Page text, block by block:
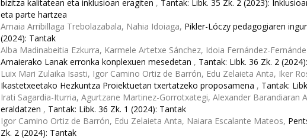
bizitza kalitatean eta inklusioan eragiten , Tantak: Libk. 35 Zk. 2 (2023):
eta parte hartzea
Amaia Arribillaga Trebolazabala, Nahia Idoiaga, Pikler-Lóczy pedagogiaren
(2024): Tantak
Alba Madinabeitia Ezkurra, Karmele Artetxe Sánchez, Idoia Fernández-
Amaierako Lanak erronka konplexuen mesedetan , Tantak: Libk. 36 Zk. 2
Luix Mari Zulaika Isasti, Igor Camino Ortiz de Barrón, Edu Zelaieta Anta, Iker
Ikastetxeetako Hezkuntza Proiektuetan txertatzeko proposamena , Tantak:
Irati Sagardia-Iturria, Agurtzane Martinez-Gorrotxategi, Alexander Barandiaran
eraldatzen , Tantak: Libk. 36 Zk. 1 (2024): Tantak
Igor Camino Ortiz de Barrón, Edu Zelaieta Anta, Naiara Escalante Mateos,
Zk. 2 (2024): Tantak